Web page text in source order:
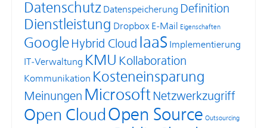
Datenschutz Datenspeicherung Definition
Dienstleistung Dropbox E-Mail Eigenschaften
Google Hybrid Cloud IaaS Implementierung
IT-Verwaltung KMU Kollaboration
Kommunikation Kosteneinsparung
Meinungen Microsoft Netzwerkzugriff
Open CloudOpen Source Outsourcing